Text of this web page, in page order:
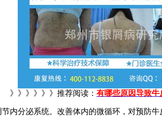
》》》》》》推荐阅读： 有哪些原因导致牛
内分泌系统。改善体内的微循环，对预防